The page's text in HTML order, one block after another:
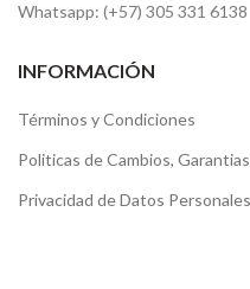
Whatsapp: (+57) 305 331 6138
INFORMACIÓN
Términos y Condiciones
Politicas de Cambios,
Privacidad de Datos Personales